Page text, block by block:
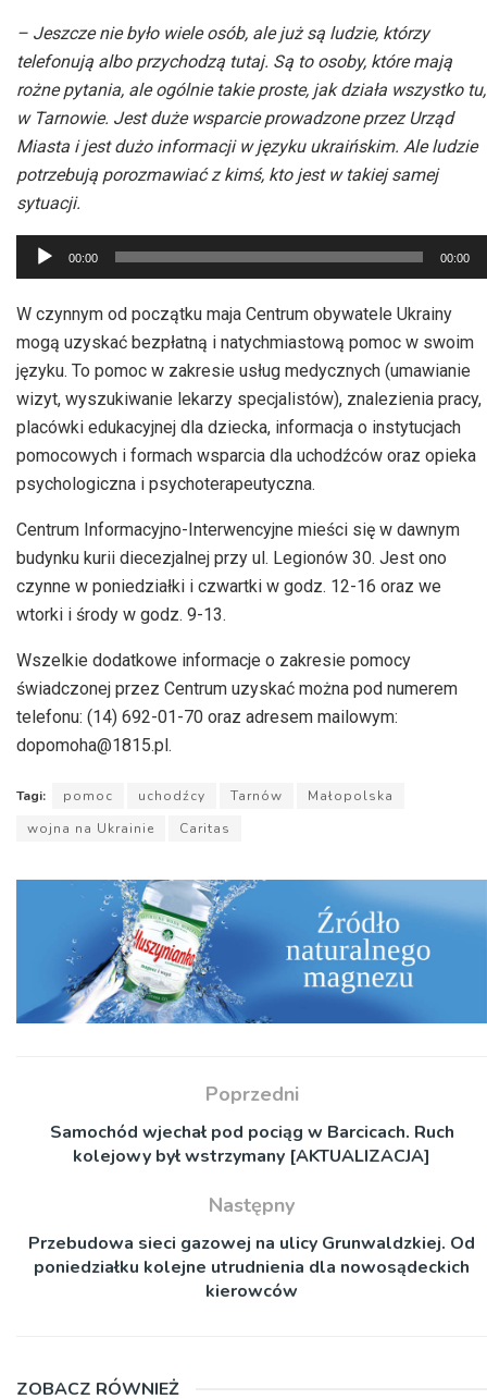
– Jeszcze nie było wiele osób, ale już są ludzie, którzy
telefonują albo przychodzą tutaj. Są to osoby, które mają
rożne pytania, ale ogólnie takie proste, jak działa wszystko tu,
w Tarnowie. Jest duże wsparcie prowadzone przez Urząd
Miasta i jest dużo informacji w języku ukraińskim. Ale ludzie
potrzebują porozmawiać z kimś, kto jest w takiej samej
sytuacji.
Odtwarzacz
plików
dźwiękowych
00:00 00:00
W czynnym od początku maja Centrum obywatele Ukrainy
mogą uzyskać bezpłatną i natychmiastową pomoc w swoim
języku. To pomoc w zakresie usług medycznych (umawianie
wizyt, wyszukiwanie lekarzy specjalistów), znalezienia pracy,
placówki edukacyjnej dla dziecka, informacja o instytucjach
pomocowych i formach wsparcia dla uchodźców oraz opieka
psychologiczna i psychoterapeutyczna.
Centrum Informacyjno-Interwencyjne mieści się w dawnym
budynku kurii diecezjalnej przy ul. Legionów 30. Jest ono
czynne w poniedziałki i czwartki w godz. 12-16 oraz we
wtorki i środy w godz. 9-13.
Wszelkie dodatkowe informacje o zakresie pomocy
świadczonej przez Centrum uzyskać można pod numerem
telefonu: (14) 692-01-70 oraz adresem mailowym:
dopomoha@1815.pl.
Tagi: pomoc uchodźcy Tarnów
Małopolska
wojna na Ukrainie
Caritas
Poprzedni
Samochód wjechał pod pociąg w Barcicach. Ruch
kolejowy był wstrzymany [AKTUALIZACJA]
Następny
Przebudowa sieci gazowej na ulicy Grunwaldzkiej. Od
poniedziałku kolejne utrudnienia dla nowosądeckich
kierowców
ZOBACZ RÓWNIEŻ